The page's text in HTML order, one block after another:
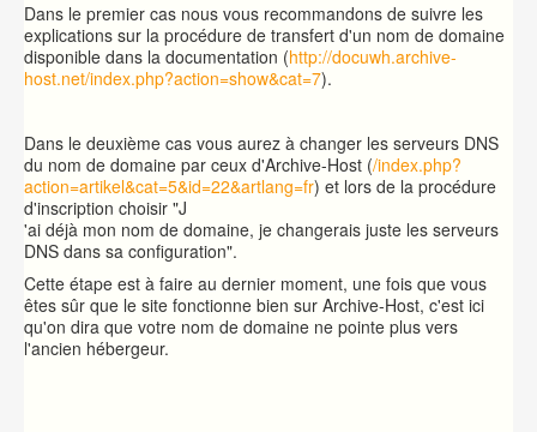
Dans le premier cas nous vous recommandons de suivre les
explications sur la procédure de transfert d'un nom de domaine
disponible dans la documentation (http://docuwh.archive-
host.net/index.php?action=show&cat=7).
Dans le deuxième cas vous aurez à changer les serveurs DNS
du nom de domaine par ceux d'Archive-Host (/index.php?
action=artikel&cat=5&id=22&artlang=fr) et lors de la procédure
d'inscription choisir "J
'ai déjà mon nom de domaine, je changerais juste les serveurs
DNS dans sa configuration".
Cette étape est à faire au dernier moment, une fois que vous
êtes sûr que le site fonctionne bien sur Archive-Host, c'est ici
qu'on dira que votre nom de domaine ne pointe plus vers
l'ancien hébergeur.